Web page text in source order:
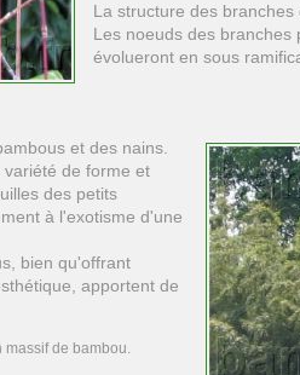
La structure des branches
Les noeuds des branches
évolueront en sous
et des nains.
de forme et
des petits
à l'exotisme d'une
bien qu'offrant
apportent de
massif de bambou.